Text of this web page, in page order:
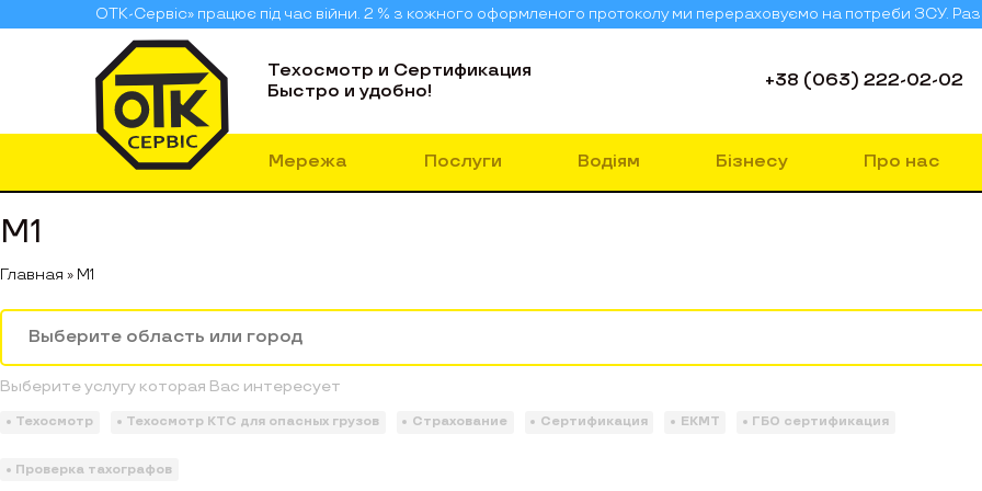
ОТК-Сервіс» працює під час війни. 2 % з кожного оформленого протоколу ми перераховуємо на потреби ЗСУ.
Техосмотр и Сертификация
Быстро и удобно!
+38 (063) 222-02-02
Мережа Послуги Водіям Бізнесу Про нас
M1
Главная » M1
Выберите услугу которая Вас интересует
Техосмотр Техосмотр КТС для опасных грузов Страхование Сертификация ЕКМТ ГБО сертификация
Проверка тахографов